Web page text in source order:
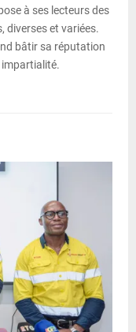
à ses lecteurs des
diverses et variées.
bâtir sa réputation